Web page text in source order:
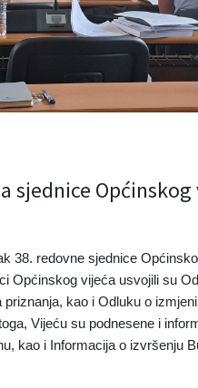
sjednice
38. redovne sjednice
Općinskog vijeća usvojili su
kao i Odluku o
Vijeću su podnesene i
kao i Informacija o izvršenju